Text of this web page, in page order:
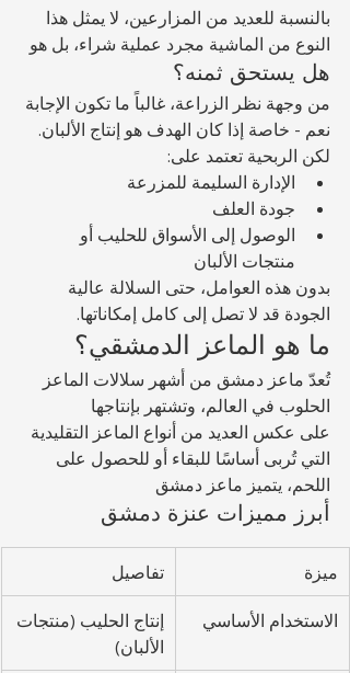
بالنسبة للعديد من المزارعين، لا يمثل هذا
النوع من الماشية مجرد عملية شراء، بل هو
هل يستحق ثمنه؟
من وجهة نظر الزراعة، غالباً ما تكون الإجابة
نعم - خاصة إذا كان الهدف هو إنتاج الألبان.
لكن الربحية تعتمد على:
الإدارة السليمة للمزرعة
جودة العلف
الوصول إلى الأسواق للحليب أو
منتجات الألبان
بدون هذه العوامل، حتى السلالة عالية
الجودة قد لا تصل إلى كامل إمكاناتها.
ما هو الماعز الدمشقي؟
تُعدّ ماعز دمشق من أشهر سلالات الماعز
الحلوب في العالم، وتشتهر بإنتاجها
على عكس العديد من أنواع الماعز التقليدية
التي تُربى أساسًا للبقاء أو للحصول على
اللحم، يتميز ماعز دمشق
أبرز مميزات عنزة دمشق
ميزة تفاصيل
الاستخدام الأساسي
إنتاج الحليب (منتجات
الألبان)